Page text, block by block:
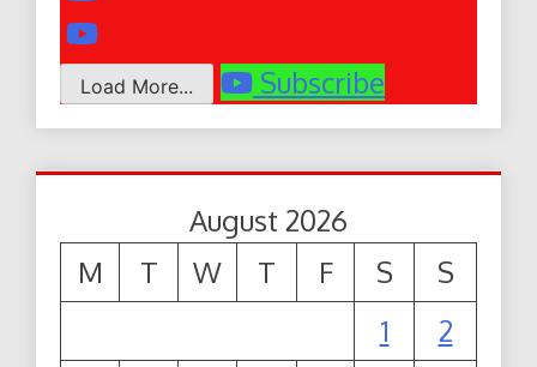
Load More... Subscribe
August 2026
M
T W T F S
S
1
2